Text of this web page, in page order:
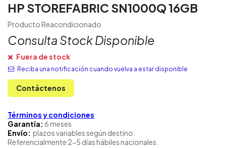
HP STOREFABRIC SN1000Q 16GB
Producto Reacondicionado
Consulta Stock Disponible
Fuera de stock
Reciba una notificación cuando vuelva a estar disponible
Contáctenos
Términos y condiciones
Garantía: 6 meses
Envío: plazos variables según destino.
Referencialmente 2-5 días hábiles nacionales.